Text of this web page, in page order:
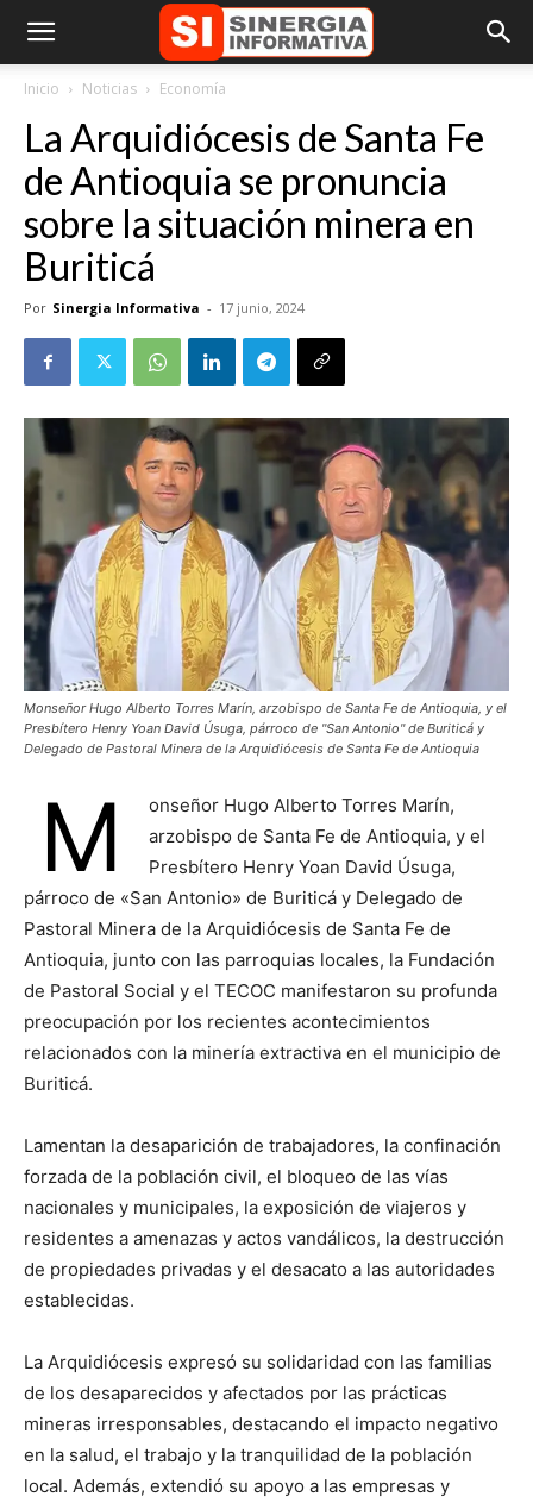
Inicio Noticias Economía
La Arquidiócesis de Santa Fe
de Antioquia se pronuncia
sobre la situación minera en
Buriticá
Por Sinergia Informativa - 17 junio, 2024
Monseñor Hugo Alberto Torres Marín, arzobispo de Santa Fe de Antioquia, y el
Presbítero Henry Yoan David Úsuga, párroco de "San Antonio" de Buriticá y
Delegado de Pastoral Minera de la Arquidiócesis de Santa Fe de Antioquia
M
onseñor Hugo Alberto Torres Marín,
arzobispo de Santa Fe de Antioquia, y el
Presbítero Henry Yoan David Úsuga,
párroco de «San Antonio» de Buriticá y Delegado de
Pastoral Minera de la Arquidiócesis de Santa Fe de
Antioquia, junto con las parroquias locales, la Fundación
de Pastoral Social y el TECOC manifestaron su profunda
preocupación por los recientes acontecimientos
relacionados con la minería extractiva en el municipio de
Buriticá.
Lamentan la desaparición de trabajadores, la confinación
forzada de la población civil, el bloqueo de las vías
nacionales y municipales, la exposición de viajeros y
residentes a amenazas y actos vandálicos, la destrucción
de propiedades privadas y el desacato a las autoridades
establecidas.
La Arquidiócesis expresó su solidaridad con las familias
de los desaparecidos y afectados por las prácticas
mineras irresponsables, destacando el impacto negativo
en la salud, el trabajo y la tranquilidad de la población
local. Además, extendió su apoyo a las empresas y